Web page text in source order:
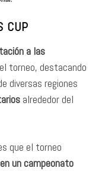
CUP
a las
torneo, destacando
diversas regiones
alrededor del
que el torneo
un campeonato